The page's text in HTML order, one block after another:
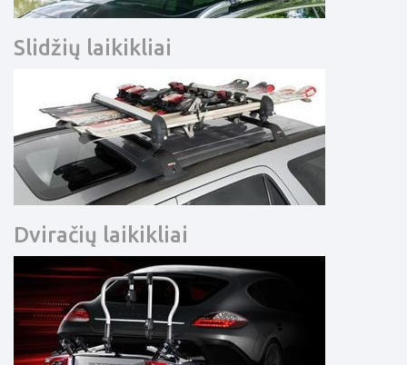
Slidžių laikikliai
Dviračių laikikliai